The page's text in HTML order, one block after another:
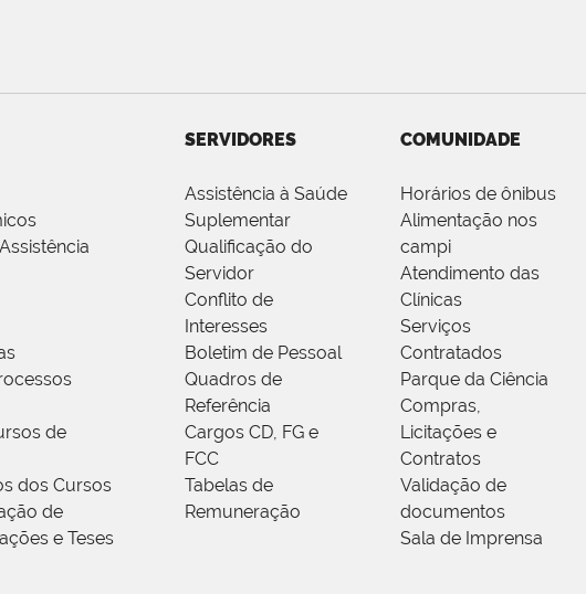
de
dos Cursos
de
e Teses
SERVIDORES
Assistência à Saúde
Suplementar
Qualificação do
Servidor
Conflito de
Interesses
Boletim de Pessoal
Quadros de
Referência
Cargos CD, FG e
FCC
Tabelas de
Remuneração
COMUNIDADE
Horários de ônibus
Alimentação nos
campi
Atendimento das
Clínicas
Serviços
Contratados
Parque da Ciência
Compras,
Licitações e
Contratos
Validação de
documentos
Sala de Imprensa